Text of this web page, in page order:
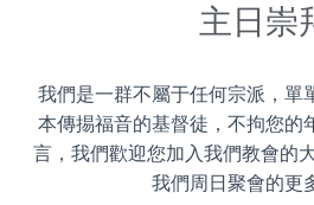
主日崇
我們是一群不屬于任何宗派，單
本傳掦福音的基督徒，不拘您的
言，我們歡迎您加入我們教會的
我們周日聚會的更